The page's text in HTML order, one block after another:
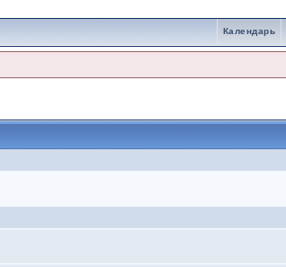
Календарь